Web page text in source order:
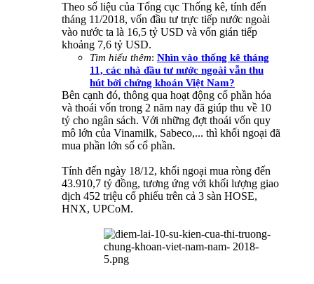
Theo số liệu của Tổng cục Thống kê, tính đến
tháng 11/2018, vốn đầu tư trực tiếp nước ngoài
vào nước ta là 16,5 tỷ USD và vốn gián tiếp
khoảng 7,6 tỷ USD.
Tìm hiểu thêm: Nhìn vào thống kê tháng
11, các nhà đầu tư nước ngoài vẫn thu
hút bởi chứng khoán Việt Nam?
Bên cạnh đó, thông qua hoạt động cổ phần hóa
và thoái vốn trong 2 năm nay đã giúp thu về 10
tỷ cho ngân sách. Với những đợt thoái vốn quy
mô lớn của Vinamilk, Sabeco,... thì khối ngoại đã
mua phần lớn số cổ phần.
Tính đến ngày 18/12, khối ngoại mua ròng đến
43.910,7 tỷ đồng, tương ứng với khối lượng giao
dịch 452 triệu cổ phiếu trên cả 3 sàn HOSE,
HNX, UPCoM.